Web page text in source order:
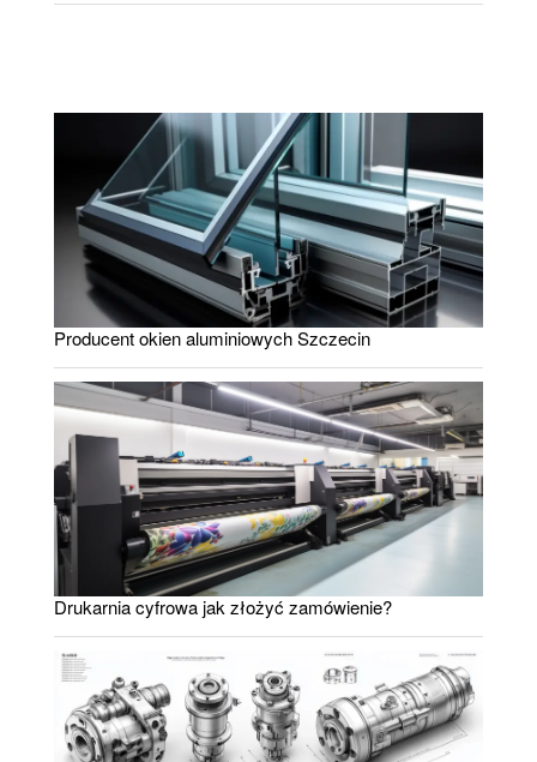
Producent okien aluminiowych Szczecin
Drukarnia cyfrowa jak złożyć zamówienie?